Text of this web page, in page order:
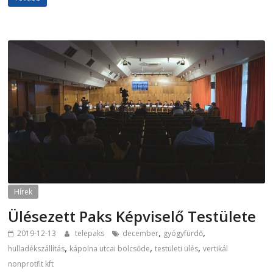
Hírek
Ülésezett Paks Képviselő Testülete
2019-12-13 telepaks december, gyógyfürdő,
hulladékszállítás, kápolna utcai bölcsőde,testületi ülés,vertikál
nonprotfit kft